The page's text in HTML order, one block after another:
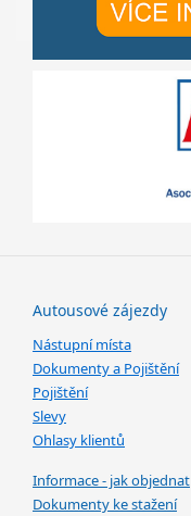
Autousové zájezdy
Nástupní místa
Dokumenty a Pojištění
Pojištění
Slevy
Ohlasy klientů
Informace - jak objednat
Dokumenty ke stažení